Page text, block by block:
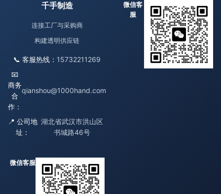
千手制造
连接工厂与采购商
构建透明供应链
📞 客服热线： 15732211269
📧
商务
合
作：
qianshou@1000hand.com
📍 公司地
址：
湖北省武汉市洪山区
书城路46号
微信客
服
微信客服